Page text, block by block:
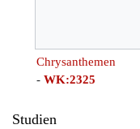
Chrysanthemen
- WK:2325
Studien